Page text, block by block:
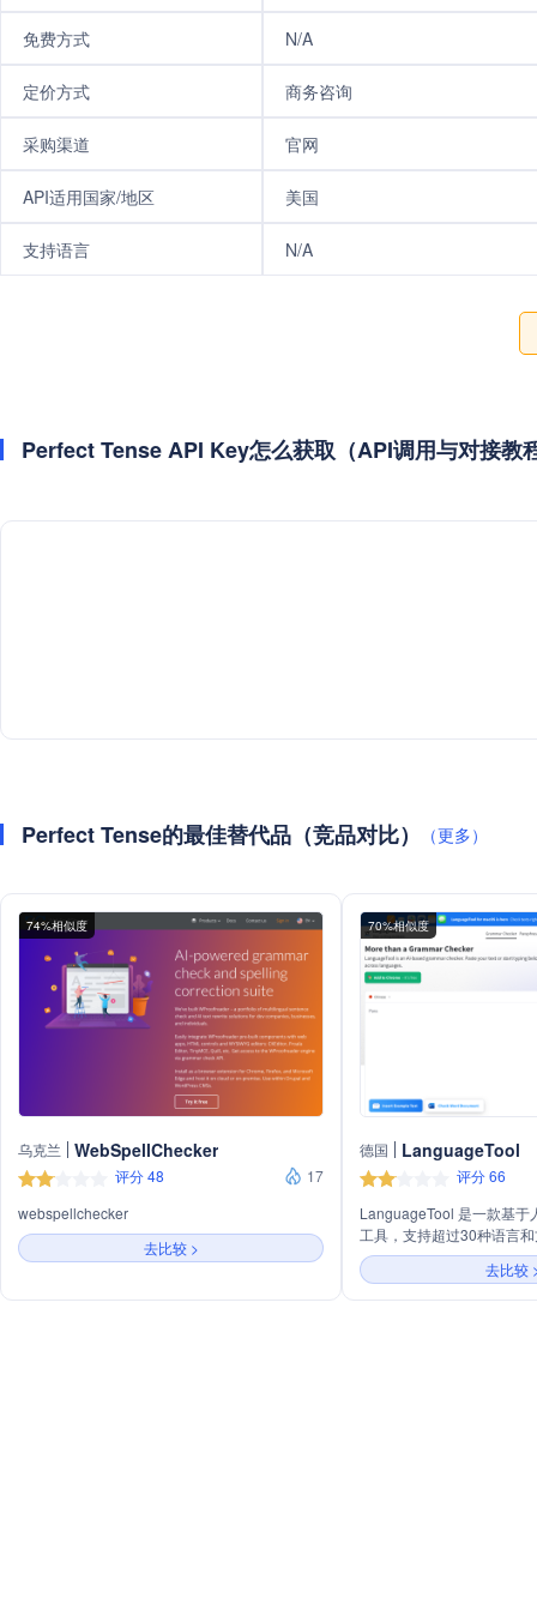
免费方式 N/A
定价方式 商务咨询
采购渠道 官网
API适用国家/地区 美国
支持语言 N/A
Perfect Tense API Key怎么获取（API调用与对接教
Perfect Tense的最佳替代品（竞品对比） （更多）
74%相似度
乌克兰 WebSpellChecker
评分 48
17
webspellchecker
去比较 >
70%相似度
德国 LanguageTool
评分 66
LanguageTool 是一款基于
工具，支持超过30种语言
提供网页版编辑器、浏览
与Google Docs、
集成。主要功能包括拼写
去比较